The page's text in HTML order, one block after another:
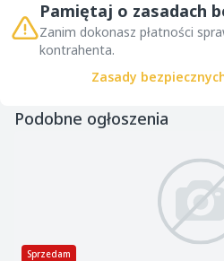
Pamiętaj o zasadach
Zanim dokonasz płatności
kontrahenta.
Zasady
Podobne ogłoszenia
Sprzedam